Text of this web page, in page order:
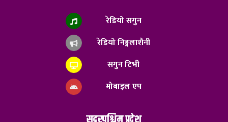
रेडियो सगुन
रेडियो निङ्गलाशैनी
सगुन टिभी
मोबाइल एप